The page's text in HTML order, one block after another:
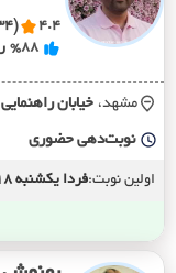
4.4 (34 نظر)
%88
مشهد، خيابان راهنمايي
نوبت‌دهی حضوری
اولین نوبت:فردا یکشنبه 18مرداد 9صبح